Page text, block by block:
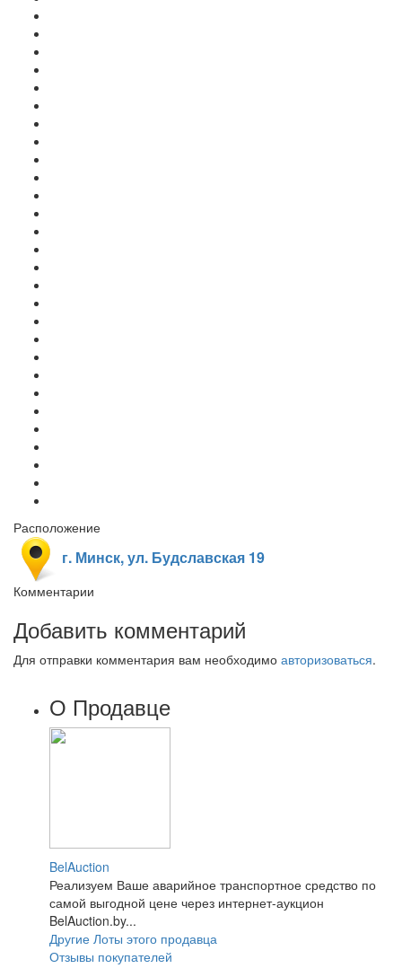
Расположение
г. Минск, ул. Будславская 19
Комментарии
Добавить комментарий
Для отправки комментария вам необходимо авторизоваться.
О Продавце
BelAuction
Реализуем Ваше аварийное транспортное средство по
самой выгодной цене через интернет-аукцион
BelAuction.by...
Другие Лоты этого продавца
Отзывы покупателей